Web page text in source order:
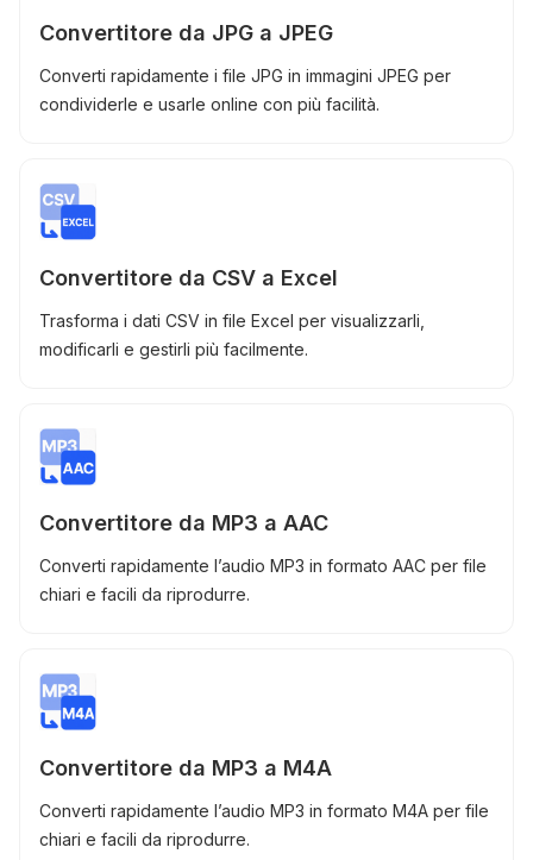
Convertitore da JPG a JPEG
Converti rapidamente i file JPG in immagini JPEG per
condividerle e usarle online con più facilità.
Convertitore da CSV a Excel
Trasforma i dati CSV in file Excel per visualizzarli,
modificarli e gestirli più facilmente.
Convertitore da MP3 a AAC
Converti rapidamente l’audio MP3 in formato AAC per file
chiari e facili da riprodurre.
Convertitore da MP3 a M4A
Converti rapidamente l’audio MP3 in formato M4A per file
chiari e facili da riprodurre.